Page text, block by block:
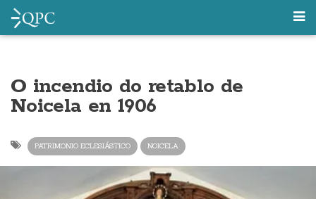
O incendio do retablo de
Noicela en 1906
PATRIMONIO ECLESIÁSTICO NOICELA